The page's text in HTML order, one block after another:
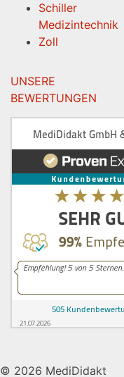
Schiller
Medizintechnik
Zoll
UNSERE
BEWERTUNGEN
© 2026 MediDidakt